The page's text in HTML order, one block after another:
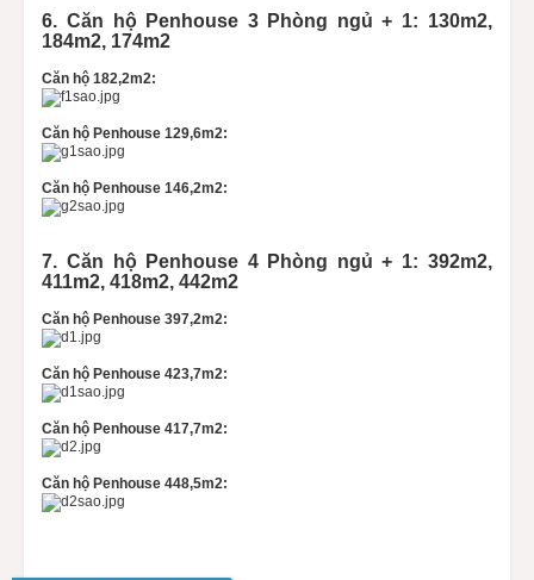
6. Căn hộ Penhouse 3 Phòng ngủ + 1: 130m2,
184m2, 174m2
Căn hộ 182,2m2:
Căn hộ Penhouse 129,6m2:
Căn hộ Penhouse 146,2m2:
7. Căn hộ Penhouse 4 Phòng ngủ + 1: 392m2,
411m2, 418m2, 442m2
Căn hộ Penhouse 397,2m2:
Căn hộ Penhouse 423,7m2:
Căn hộ Penhouse 417,7m2:
Căn hộ Penhouse 448,5m2: